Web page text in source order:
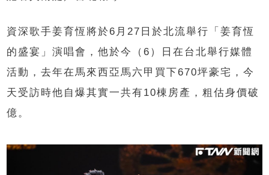
資深歌手姜育恆將於6月27日於北流舉行「姜育恆
的盛宴」演唱會，他於今（6）日在台北舉行媒體
活動，去年在馬來西亞馬六甲買下670坪豪宅，今
天受訪時他自爆其實一共有10棟房產，粗估身價破
億。